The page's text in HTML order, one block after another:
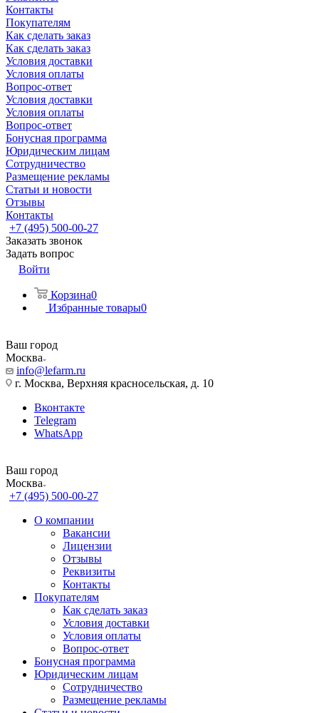
Контакты
Покупателям
Как сделать заказ
Как сделать заказ
Условия доставки
Условия оплаты
Вопрос-ответ
Условия доставки
Условия оплаты
Вопрос-ответ
Бонусная программа
Юридическим лицам
Сотрудничество
Размещение рекламы
Статьи и новости
Отзывы
Контакты
+7 (495) 500-00-27
Заказать звонок
Задать вопрос
Войти
Корзина0
Избранные товары0
Ваш город
Москва
info@lefarm.ru
г. Москва, Верхняя красносельская, д. 10
Вконтакте
Telegram
WhatsApp
Ваш город
Москва
+7 (495) 500-00-27
О компании
Вакансии
Лицензии
Отзывы
Реквизиты
Контакты
Покупателям
Как сделать заказ
Условия доставки
Условия оплаты
Вопрос-ответ
Бонусная программа
Юридическим лицам
Сотрудничество
Размещение рекламы